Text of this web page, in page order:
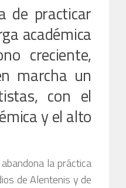
de practicar
académica
creciente,
marcha un
con el
y el alto
la práctica
de Alentenis y de